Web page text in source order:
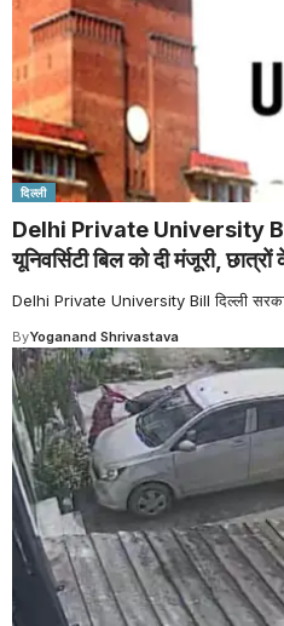
दिल्ली
Delhi Private University Bill:
यूनिवर्सिटी बिल को दी मंजूरी,
Delhi Private University Bill दिल्ली
ByYoganand Shrivastava